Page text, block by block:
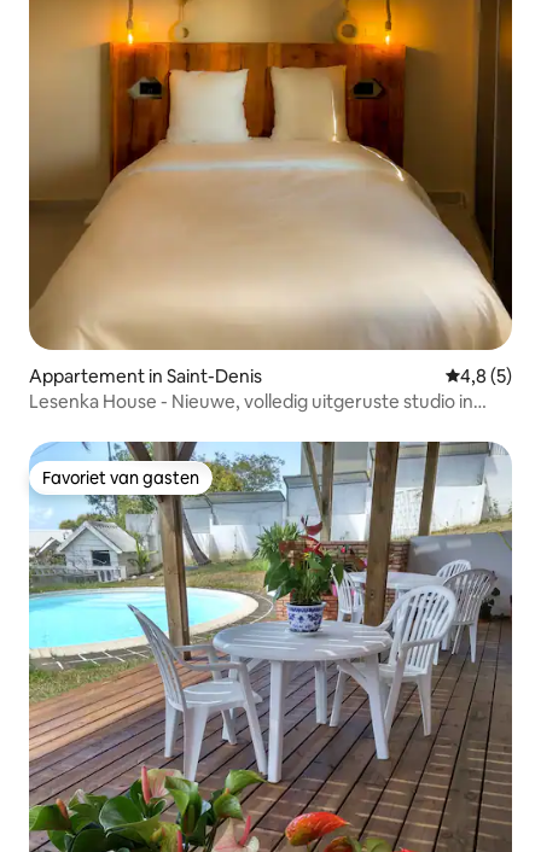
Appartement in Saint-Denis
4,8 (5)
Lesenka House - Nieuwe, volledig uitgeruste studio in
Favoriet van gasten
Favoriet van gasten